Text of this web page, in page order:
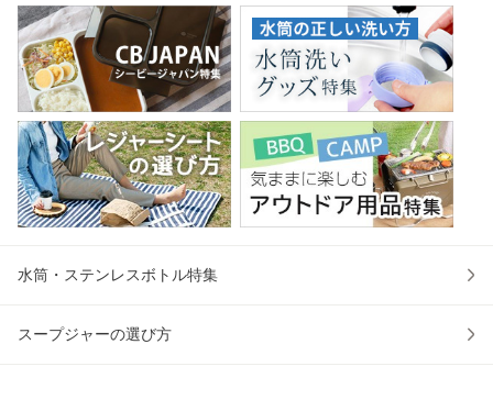
水筒・ステンレスボトル特集
スープジャーの選び方